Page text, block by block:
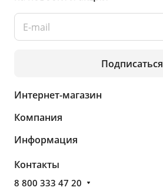
Подписаться
Интернет-магазин
Компания
Информация
Контакты
8 800 333 47 20